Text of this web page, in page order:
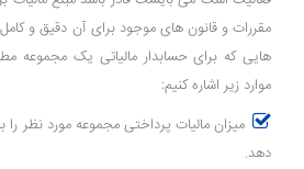
مقررات و قانون های موجود برای آن دقیق و
هایی که برای حسابدار مالیاتی یک مجموعه
موارد زیر اشاره کنیم:
میزان مالیات پرداختی مجموعه مورد نظر
دهد.